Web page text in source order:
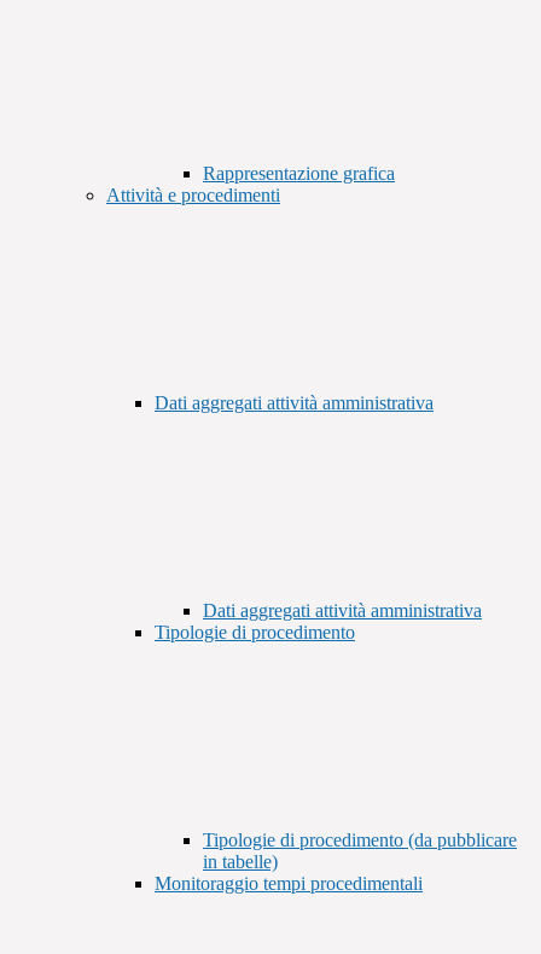
Rappresentazione grafica
Attività e procedimenti
Dati aggregati attività amministrativa
Dati aggregati attività amministrativa
Tipologie di procedimento
Tipologie di procedimento (da pubblicare
in tabelle)
Monitoraggio tempi procedimentali